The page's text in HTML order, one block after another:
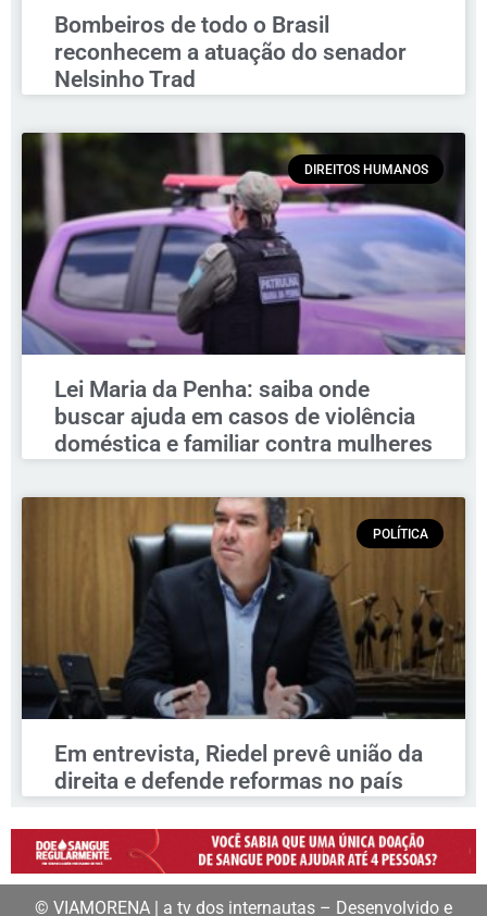
Bombeiros de todo o Brasil
reconhecem a atuação do senador
Nelsinho Trad
DIREITOS HUMANOS
Lei Maria da Penha: saiba onde
buscar ajuda em casos de violência
doméstica e familiar contra mulheres
POLÍTICA
Em entrevista, Riedel prevê união da
direita e defende reformas no país
© VIAMORENA | a tv dos internautas – Desenvolvido e